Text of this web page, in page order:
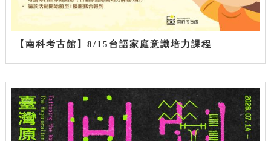
【南科考古館】8/15台語家庭意識培力課程